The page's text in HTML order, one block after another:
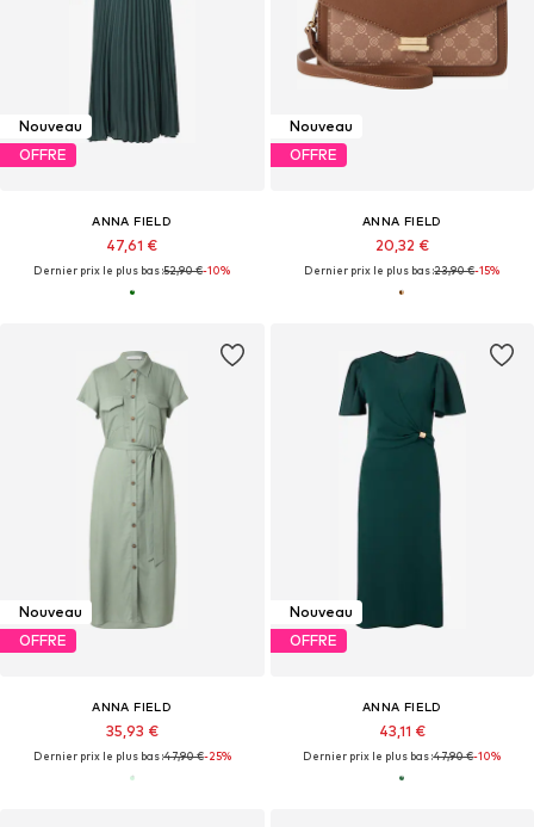
Nouveau
OFFRE
ANNA FIELD
47,61 €
Dernier prix le plus bas :52,90 €-10%
Nouveau
OFFRE
ANNA FIELD
20,32 €
Dernier prix le plus bas :23,90 €-15%
Nouveau
OFFRE
ANNA FIELD
35,93 €
Dernier prix le plus bas :47,90 €-25%
Nouveau
OFFRE
ANNA FIELD
43,11 €
Dernier prix le plus bas :47,90 €-10%